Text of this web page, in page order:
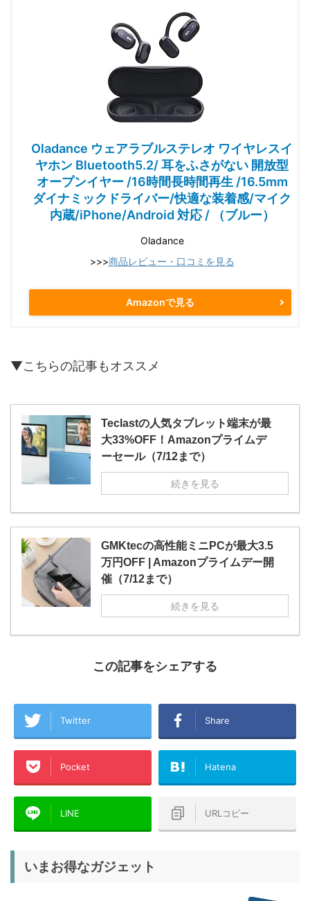
Oladance ウェアラブルステレオ ワイヤレスイ
ヤホン Bluetooth5.2/ 耳をふさがない 開放型
オープンイヤー /16時間長時間再生 /16.5mm
ダイナミックドライバー/快適な装着感/マイク
内蔵/iPhone/Android 対応 / （ブルー）
Oladance
>>>商品レビュー・口コミを見る
Amazonで見る
▼こちらの記事もオススメ
Teclastの人気タブレット端末が最
大33%OFF！Amazonプライムデ
ーセール（7/12まで）
続きを見る
GMKtecの高性能ミニPCが最大3.5
万円OFF | Amazonプライムデー開
催（7/12まで）
続きを見る
この記事をシェアする
Twitter Share
Pocket Hatena
LINE URLコピー
いまお得なガジェット